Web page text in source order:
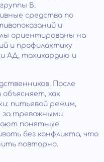
B,
средства по
и
ориентированы на
и профилактику
АД, тахикардию и
После
как
питьевой режим,
за тревожными
понятные
без конфликта, что
повторно.